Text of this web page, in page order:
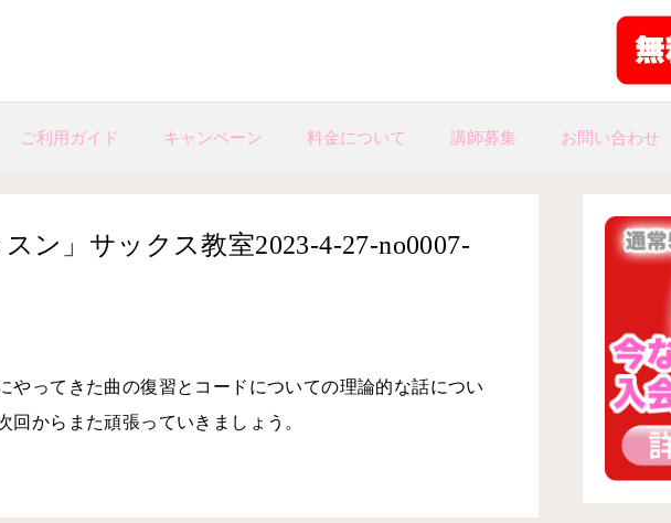
ご利用ガイド キャンペーン 料金について 講師募集 お問い合わせ
ン」サックス教室2023-4-27-no0007-
やってきた曲の復習とコードについての理論的な話につい
からまた頑張っていきましょう。